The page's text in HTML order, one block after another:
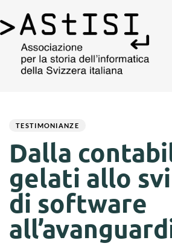
TESTIMONIANZE
Dalla
gelati allo
di software